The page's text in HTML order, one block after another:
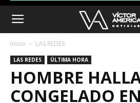
Inicio LAS REDES
LAS REDES ÚLTIMA HORA
HOMBRE
CONGELADO